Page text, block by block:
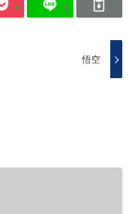
悟空